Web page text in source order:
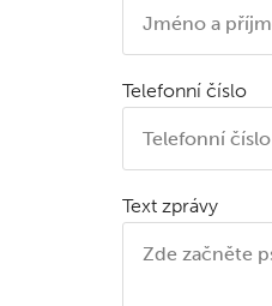
Telefonní číslo
Text zprávy